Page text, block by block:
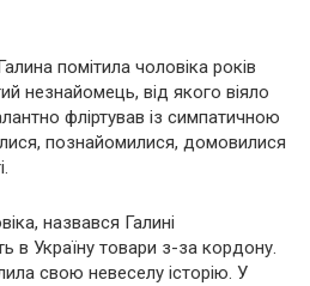
помітила чоловіка років
незнайомець, від якого віяло
фліртував із симпатичною
познайомилися, домовилися
назвався Галині
в Україну товари з-за кордону.
свою невеселу історію. У